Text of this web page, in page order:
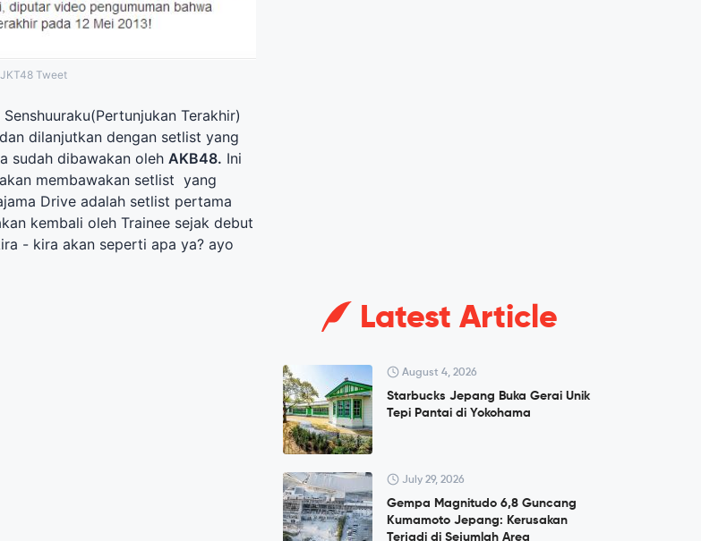
Tweet
Terakhir)
dilanjutkan dengan setlist yang
sudah dibawakan oleh AKB48. Ini
akan membawakan setlist yang
Drive adalah setlist pertama
kembali oleh Trainee sejak debut
- kira akan seperti apa ya? ayo
Latest Article
August 4, 2026
Starbucks Jepang Buka Gerai Unik
Tepi Pantai di Yokohama
July 29, 2026
Gempa Magnitudo 6,8 Guncang
Kumamoto Jepang: Kerusakan
Terjadi di Sejumlah Area